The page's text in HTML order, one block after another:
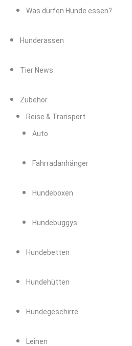
Was dürfen Hunde essen?
Hunderassen
Tier News
Zubehör
Reise & Transport
Auto
Fahrradanhänger
Hundeboxen
Hundebuggys
Hundebetten
Hundehütten
Hundegeschirre
Leinen